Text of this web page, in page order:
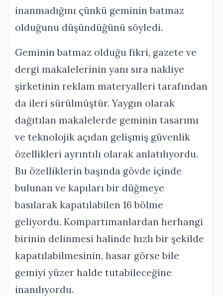
inanmadığını çünkü geminin batmaz
olduğunu düşündüğünü söyledi.
Geminin batmaz olduğu fikri, gazete ve
dergi makalelerinin yanı sıra nakliye
şirketinin reklam materyalleri tarafından
da ileri sürülmüştür. Yaygın olarak
dağıtılan makalelerde geminin tasarımı
ve teknolojik açıdan gelişmiş güvenlik
özellikleri ayrıntılı olarak anlatılıyordu.
Bu özelliklerin başında gövde içinde
bulunan ve kapıları bir düğmeye
basılarak kapatılabilen 16 bölme
geliyordu. Kompartımanlardan herhangi
birinin delinmesi halinde hızlı bir şekilde
kapatılabilmesinin, hasar görse bile
gemiyi yüzer halde tutabileceğine
inanılıyordu.